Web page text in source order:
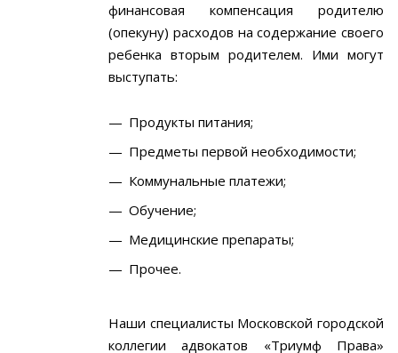
финансовая компенсация родителю
(опекуну) расходов на содержание своего
ребенка вторым родителем. Ими могут
выступать:
Продукты питания;
Предметы первой необходимости;
Коммунальные платежи;
Обучение;
Медицинские препараты;
Прочее.
Наши специалисты Московской городской
коллегии адвокатов «Триумф Права»